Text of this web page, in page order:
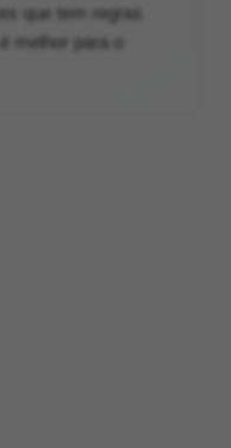
que tem regras
melhor para o